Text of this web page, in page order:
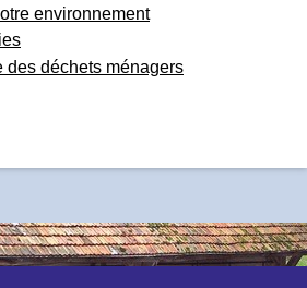
environnement
des déchets ménagers